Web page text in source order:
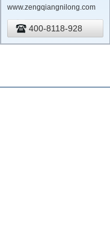
www.zengqiangnilong.com
400-8118-928